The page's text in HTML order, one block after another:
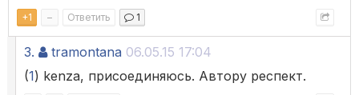
+1 – Ответить 1
3. tramontana 06.05.15 17:04
(1) kenza, присоединяюсь. Автору респект.